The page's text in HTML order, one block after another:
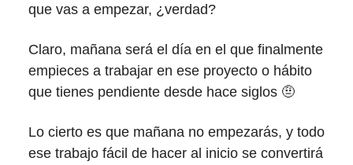
que vas a empezar, ¿verdad?
Claro, mañana será el día en el que finalmente
empieces a trabajar en ese proyecto o hábito
que tienes pendiente desde hace siglos 🤨
Lo cierto es que mañana no empezarás, y todo
ese trabajo fácil de hacer al inicio se convertirá